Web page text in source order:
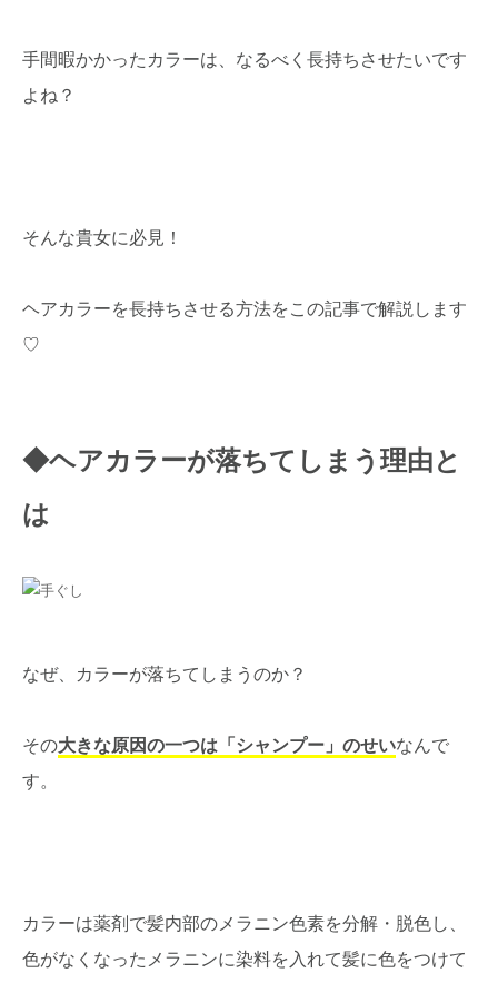
手間暇かかったカラーは、なるべく長持ちさせたいです
よね？
そんな貴女に必見！
ヘアカラーを長持ちさせる方法をこの記事で解説します
♡
◆ヘアカラーが落ちてしまう理由と
は
なぜ、カラーが落ちてしまうのか？
その大きな原因の一つは「シャンプー」のせいなんで
す。
カラーは薬剤で髪内部のメラニン色素を分解・脱色し、
色がなくなったメラニンに染料を入れて髪に色をつけて